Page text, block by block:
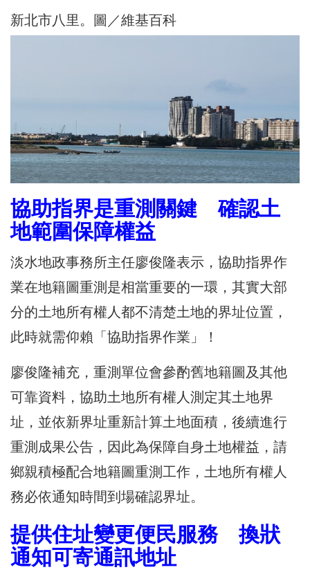
新北市八里。圖／維基百科
協助指界是重測關鍵 確認土
地範圍保障權益
淡水地政事務所主任廖俊隆表示，協助指界作
業在地籍圖重測是相當重要的一環，其實大部
分的土地所有權人都不清楚土地的界址位置，
此時就需仰賴「協助指界作業」！
廖俊隆補充，重測單位會參酌舊地籍圖及其他
可靠資料，協助土地所有權人測定其土地界
址，並依新界址重新計算土地面積，後續進行
重測成果公告，因此為保障自身土地權益，請
鄉親積極配合地籍圖重測工作，土地所有權人
務必依通知時間到場確認界址。
提供住址變更便民服務 換狀
通知可寄通訊地址